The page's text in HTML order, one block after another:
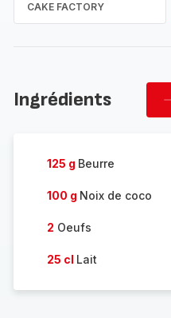
CAKE FACTORY
Ingrédients
125 g Beurre
100 g Noix de coco
2 Oeufs
25 cl Lait